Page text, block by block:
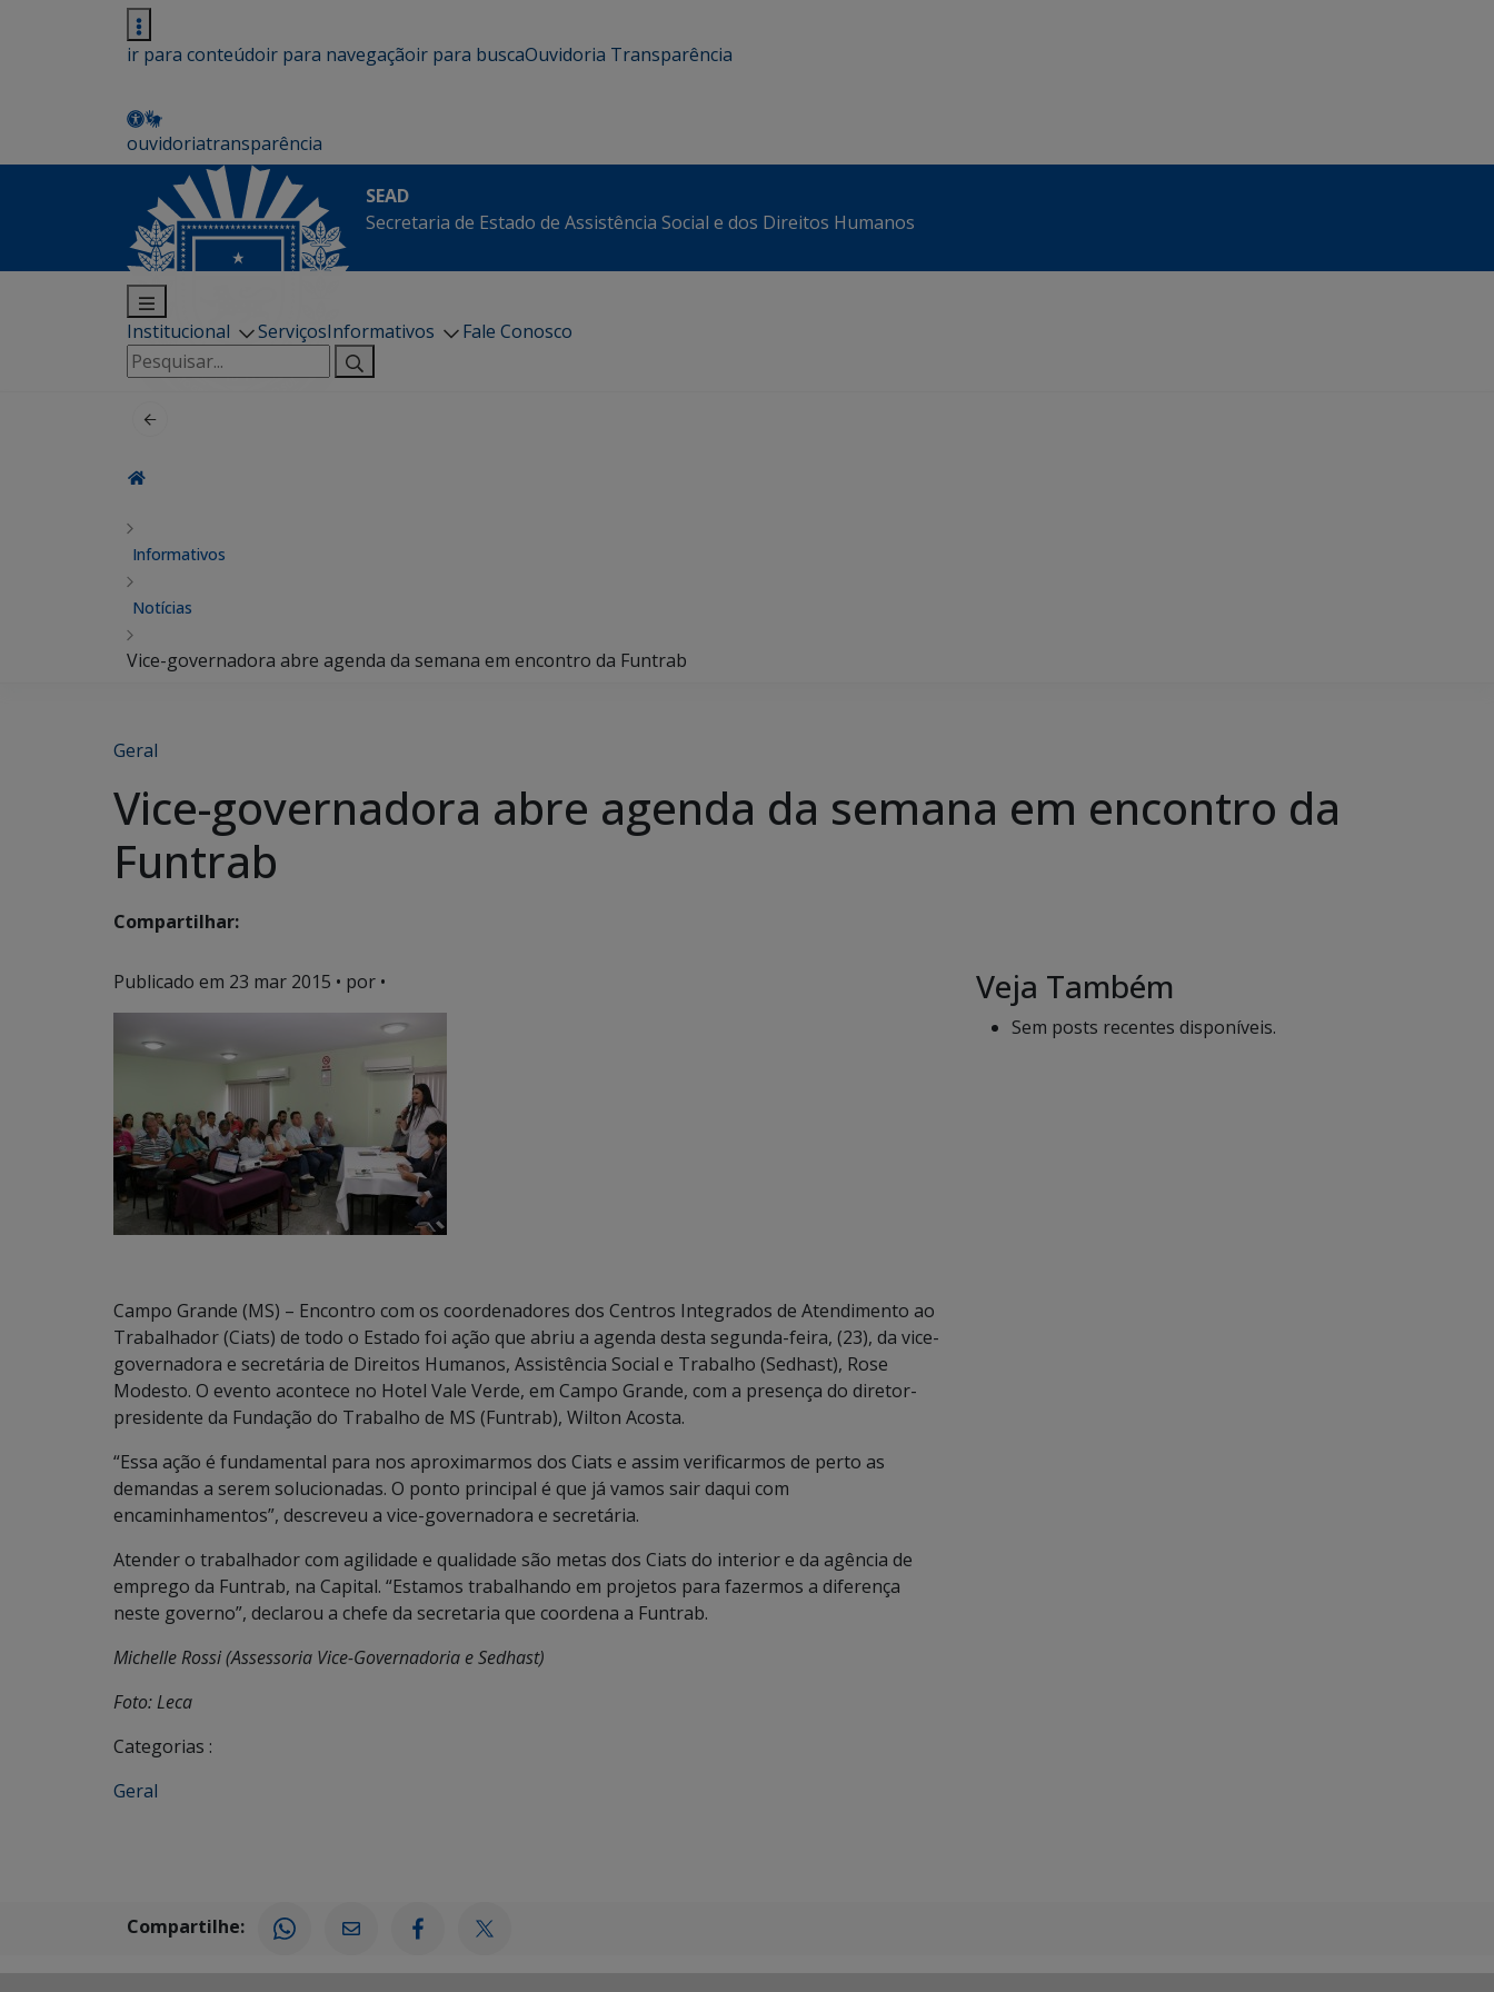
ir para conteúdoir para navegaçãoir para buscaOuvidoria Transparência
ouvidoriatransparência
SEAD
Secretaria de Estado de Assistência Social e dos Direitos Humanos
Institucional ServiçosInformativos
Fale Conosco
Pesquisar
por:
Informativos
Notícias
Vice-governadora abre agenda da semana em encontro da Funtrab
Geral
Vice-governadora abre agenda da semana em encontro da
Funtrab
Compartilhar:
Publicado em 23 mar 2015 • por •
Campo Grande (MS) – Encontro com os coordenadores dos Centros Integrados de Atendimento ao
Trabalhador (Ciats) de todo o Estado foi ação que abriu a agenda desta segunda-feira, (23), da vice-
governadora e secretária de Direitos Humanos, Assistência Social e Trabalho (Sedhast), Rose
Modesto. O evento acontece no Hotel Vale Verde, em Campo Grande, com a presença do diretor-
presidente da Fundação do Trabalho de MS (Funtrab), Wilton Acosta.
“Essa ação é fundamental para nos aproximarmos dos Ciats e assim verificarmos de perto as
demandas a serem solucionadas. O ponto principal é que já vamos sair daqui com
encaminhamentos”, descreveu a vice-governadora e secretária.
Atender o trabalhador com agilidade e qualidade são metas dos Ciats do interior e da agência de
emprego da Funtrab, na Capital. “Estamos trabalhando em projetos para fazermos a diferença
neste governo”, declarou a chefe da secretaria que coordena a Funtrab.
Michelle Rossi (Assessoria Vice-Governadoria e Sedhast)
Foto: Leca
Categorias :
Geral
Veja Também
Sem posts recentes disponíveis.
Compartilhe: